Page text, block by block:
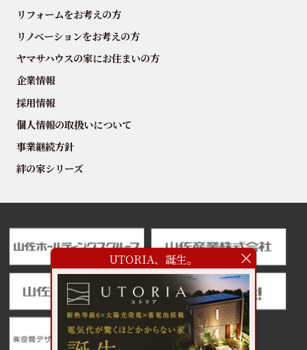
リフォームをお考えの方
リノベーションをお考えの方
ヤマサハウスの家にお住まいの方
企業情報
採用情報
個人情報の取扱いについて
事業継続方針
絆の家シリーズ
UTORIA、誕生。